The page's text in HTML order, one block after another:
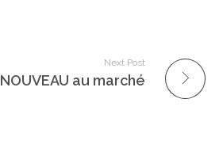
Next Post
NOUVEAU au marché